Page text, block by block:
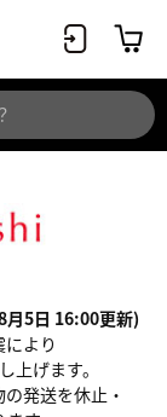
月5日 16:00更新)
より
上げます。
発送を休止・